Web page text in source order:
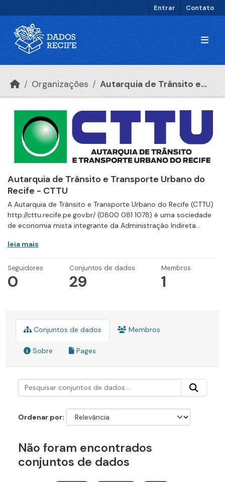
Entrar Contato
Organizações Autarquia de Trânsito e...
Autarquia de Trânsito e Transporte Urbano do
Recife - CTTU
A Autarquia de Trânsito e Transporte Urbano do Recife (CTTU)
http://cttu.recife.pe.gov.br/ (0800 081 1078) é uma sociedade
de economia mista integrante da Administração Indireta...
leia mais
Seguidores
0
Conjuntos de dados
29
Membros
1
Conjuntos de dados Membros
Sobre Pages
Ordenar por
Não foram encontrados
conjuntos de dados